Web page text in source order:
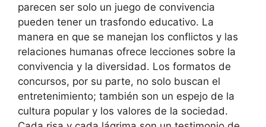
parecen ser solo un juego de convivencia
pueden tener un trasfondo educativo. La
manera en que se manejan los conflictos y las
relaciones humanas ofrece lecciones sobre la
convivencia y la diversidad. Los formatos de
concursos, por su parte, no solo buscan el
entretenimiento; también son un espejo de la
cultura popular y los valores de la sociedad.